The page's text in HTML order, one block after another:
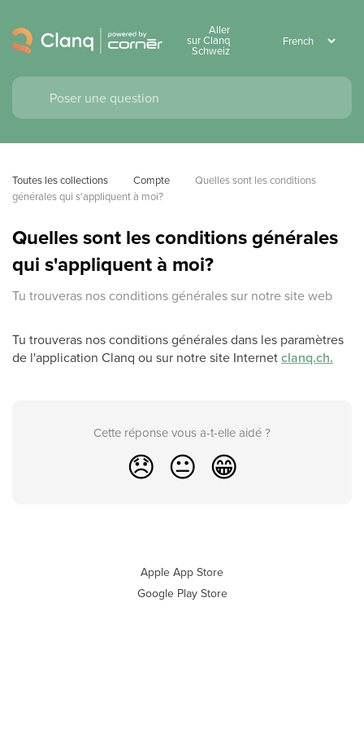
Aller
sur Clanq
Schweiz
Toutes les collections Compte
Quelles sont les conditions
générales qui s'appliquent à moi?
Quelles sont les conditions générales
qui s'appliquent à moi?
Tu trouveras nos conditions générales sur notre site web
Tu trouveras nos conditions générales dans les paramètres
de l'application Clanq ou sur notre site Internetclanq.ch.
Cette réponse vous a-t-elle aidé ?
😞 😐 😁
Apple App Store
Google Play Store